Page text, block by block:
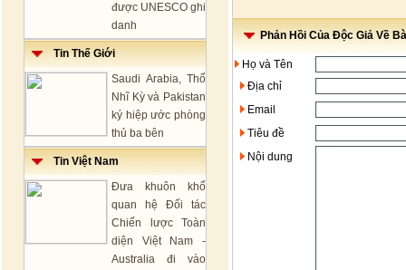
được UNESCO ghi
danh
Tin Thế Giới
Saudi Arabia, Thổ
Nhĩ Kỳ và Pakistan
ký hiệp ước phòng
thủ ba bên
Tin Việt Nam
Đưa khuôn khổ
quan hệ Đối tác
Chiến lược Toàn
diện Việt Nam -
Australia đi vào
Phản Hồi Của Độc Giả Về
Họ và Tên
Địa chỉ
Email
Tiêu đề
Nội dung